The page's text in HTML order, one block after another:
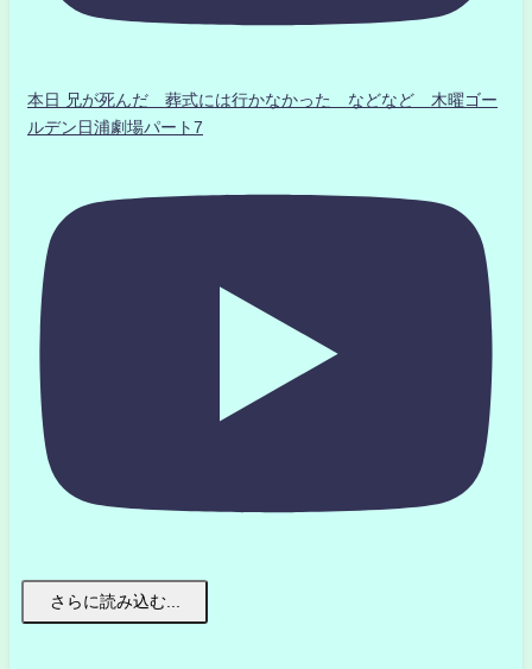
本日 兄が死んだ 葬式には行かなかった などなど 木曜ゴー
ルデン日浦劇場パート7
さらに読み込む...